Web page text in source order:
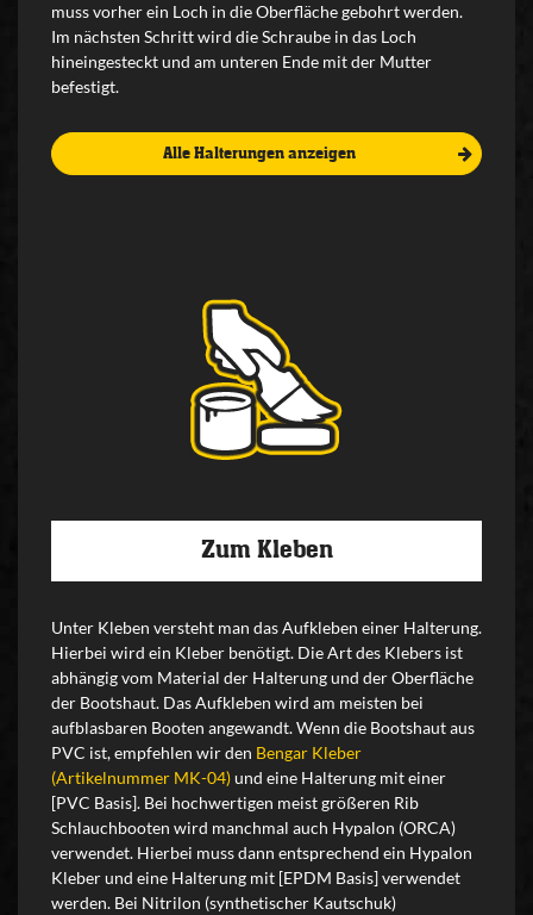
muss vorher ein Loch in die Oberfläche gebohrt werden.
Im nächsten Schritt wird die Schraube in das Loch
hineingesteckt und am unteren Ende mit der Mutter
befestigt.
Alle Halterungen anzeigen
Zum Kleben
Unter Kleben versteht man das Aufkleben einer Halterung.
Hierbei wird ein Kleber benötigt. Die Art des Klebers ist
abhängig vom Material der Halterung und der Oberfläche
der Bootshaut. Das Aufkleben wird am meisten bei
aufblasbaren Booten angewandt. Wenn die Bootshaut aus
PVC ist, empfehlen wir den Bengar Kleber
(Artikelnummer MK-04)und eine Halterung mit einer
[PVC Basis]. Bei hochwertigen meist größeren Rib
Schlauchbooten wird manchmal auch Hypalon (ORCA)
verwendet. Hierbei muss dann entsprechend ein Hypalon
Kleber und eine Halterung mit [EPDM Basis] verwendet
werden. Bei Nitrilon (synthetischer Kautschuk)